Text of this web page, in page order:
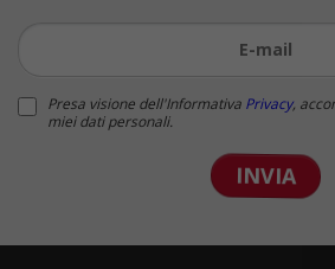
Presa visione dell'Informativa Privacy,
miei dati personali.
INVIA